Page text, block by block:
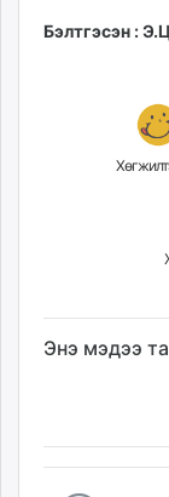
tumen.mn
tvmongolia.mn
Бэлтгэсэн :
Энэ мэдээ